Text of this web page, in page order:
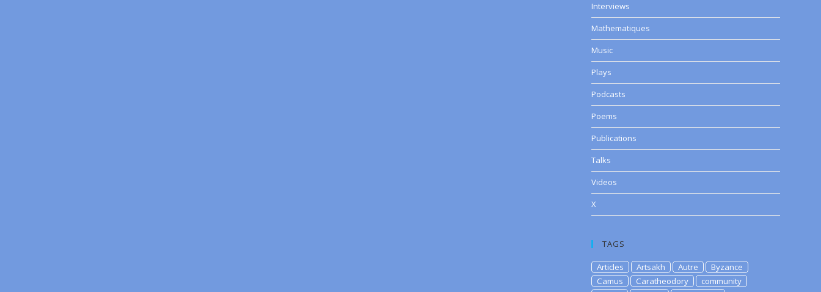
Interviews
Mathematiques
Music
Plays
Podcasts
Poems
Publications
Talks
Videos
X
TAGS
Articles Artsakh Autre
Byzance
Camus
Caratheodory
community